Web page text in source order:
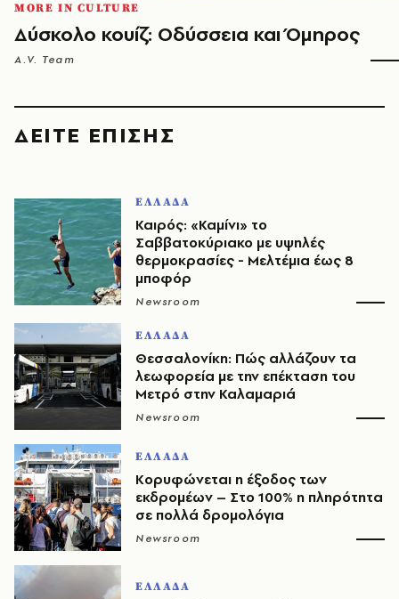
MORE IN CULTURE
Δύσκολο κουίζ: Οδύσσεια και Όμηρος
A.V. Team
ΔΕΙΤΕ ΕΠΙΣΗΣ
ΕΛΛΑΔΑ
Καιρός: «Καμίνι» το
Σαββατοκύριακο με υψηλές
θερμοκρασίες - Mελτέμια έως 8
μποφόρ
Newsroom
ΕΛΛΑΔΑ
Θεσσαλονίκη: Πώς αλλάζουν τα
λεωφορεία με την επέκταση του
Μετρό στην Καλαμαριά
Newsroom
ΕΛΛΑΔΑ
Κορυφώνεται η έξοδος των
εκδρομέων – Στο 100% η πληρότητα
σε πολλά δρομολόγια
Newsroom
ΕΛΛΑΔΑ